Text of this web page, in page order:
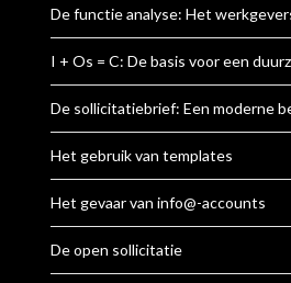
De functie analyse: Het
I + Os = C: De basis voor een
De sollicitatiebrief: Een moderne
Het gebruik van templates
Het gevaar van info@-accounts
De open sollicitatie